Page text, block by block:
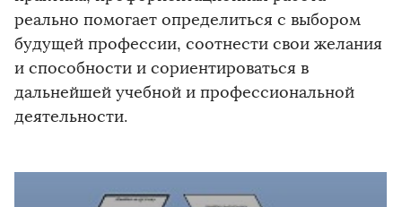
реально помогает определиться с выбором
будущей профессии, соотнести свои желания
и способности и сориентироваться в
дальнейшей учебной и профессиональной
деятельности.